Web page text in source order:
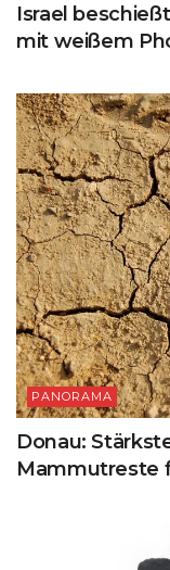
Israel
mit weißem
PANORAMA
Donau:
Mammutreste